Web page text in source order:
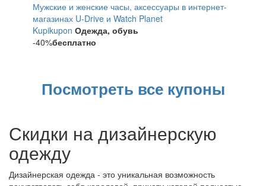
Мужские и женские часы, аксессуары в интернет-
магазинах U-Drive и Watch Planet
Kupikupon Одежда, обувь
-40%бесплатно
Посмотреть все купоны
Скидки на дизайнерскую
одежду
Дизайнерская одежда - это уникальная возможность